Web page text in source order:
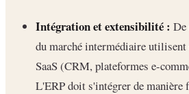
Intégration et extensibilité : De
du marché intermédiaire
SaaS (CRM, plateformes e-
L'ERP doit s'intégrer de manière